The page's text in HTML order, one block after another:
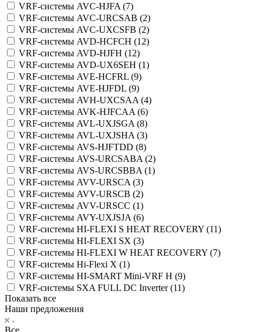
VRF-системы AVC-HJFA (7)
VRF-системы AVC-URCSAB (2)
VRF-системы AVC-UXCSFB (2)
VRF-системы AVD-HCFCH (12)
VRF-системы AVD-HJFH (12)
VRF-системы AVD-UX6SEH (1)
VRF-системы AVE-HCFRL (9)
VRF-системы AVE-HJFDL (9)
VRF-системы AVH-UXCSAA (4)
VRF-системы AVK-HJFCAA (6)
VRF-системы AVL-UXJSGA (8)
VRF-системы AVL-UXJSHA (3)
VRF-системы AVS-HJFTDD (8)
VRF-системы AVS-URCSABA (2)
VRF-системы AVS-URCSBBA (1)
VRF-системы AVV-URSCA (3)
VRF-системы AVV-URSCB (2)
VRF-системы AVV-URSCC (1)
VRF-системы AVY-UXJSJA (6)
VRF-системы HI-FLEXI S HEAT RECOVERY (11)
VRF-системы HI-FLEXI SX (3)
VRF-системы HI-FLEXI W HEAT RECOVERY (7)
VRF-системы Hi-Flexi X (1)
VRF-системы HI-SMART Mini-VRF H (9)
VRF-системы SХA FULL DC Inverter (11)
Показать все
Наши предложения
Все